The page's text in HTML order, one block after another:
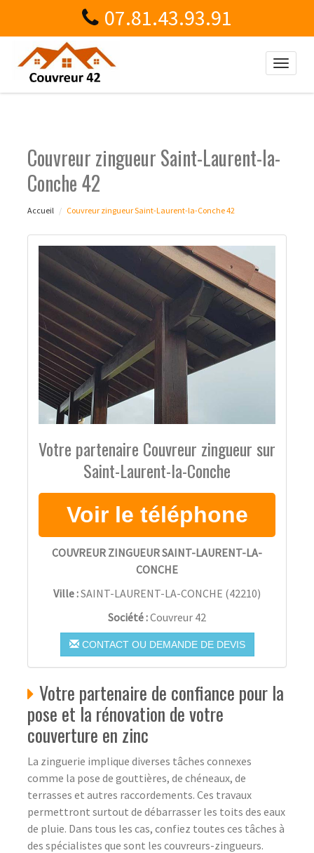
07.81.43.93.91
Toggle
Couvreur zingueur Saint-Laurent-la-
Conche 42
Accueil Couvreur zingueur Saint-Laurent-la-Conche 42
Votre partenaire Couvreur zingueur sur
Saint-Laurent-la-Conche
COUVREUR ZINGUEUR SAINT-LAURENT-LA-
CONCHE
Ville :SAINT-LAURENT-LA-CONCHE (42210)
Société :Couvreur 42
CONTACT OU DEMANDE DE DEVIS
Votre partenaire de confiance pour la
pose et la rénovation de votre
couverture en zinc
La zinguerie implique diverses tâches connexes
comme la pose de gouttières, de chéneaux, de
terrasses et autres raccordements. Ces travaux
permettront surtout de débarrasser les toits des eaux
de pluie. Dans tous les cas, confiez toutes ces tâches à
des spécialistes que sont les couvreurs-zingueurs.